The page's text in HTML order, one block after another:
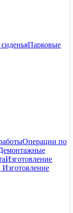
Парковые
Операции по
Изготовление
Изготовление